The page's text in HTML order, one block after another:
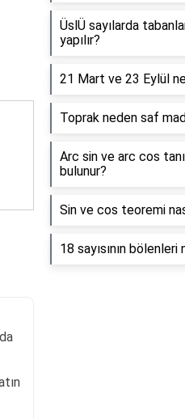
ÜslÜ sayılarda
yapılır?
21 Mart ve 23 Eylül
Toprak neden saf
Arc sin ve arc cos
bulunur?
Sin ve cos teoremi
18 sayısının bölenleri